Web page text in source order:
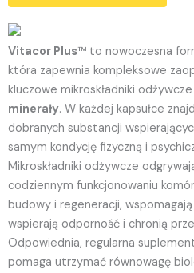
Vitacor Plus™ to nowoczesna
która zapewnia kompleksowe
kluczowe mikroskładniki
minerały. W każdej kapsułce
dobranych substancji
samym kondycję fizyczną i
Mikroskładniki odżywcze
codziennym funkcjonowaniu
budowy i regeneracji,
wspierają odporność i chronią
Odpowiednia, regularna
pomaga utrzymać równowagę